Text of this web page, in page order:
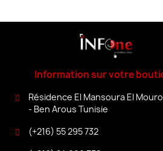
Information sur votre
Résidence El Mansoura El
- Ben Arous Tunisie
(+216) 55 295 732